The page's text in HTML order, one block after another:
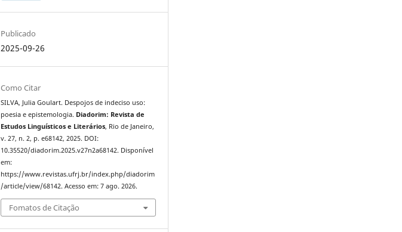
Publicado
2025-09-26
Como Citar
SILVA, Julia Goulart. Despojos de indeciso uso:
poesia e epistemologia. Diadorim: Revista de
Estudos Linguísticos e Literários, Rio de Janeiro,
v. 27, n. 2, p. e68142, 2025. DOI:
10.35520/diadorim.2025.v27n2a68142. Disponível
em:
https://www.revistas.ufrj.br/index.php/diadorim
/article/view/68142. Acesso em: 7 ago. 2026.
Fomatos de Citação